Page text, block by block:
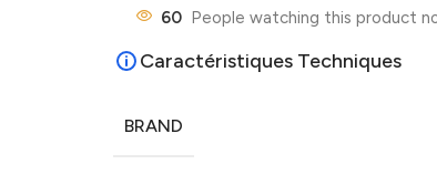
60 People watching this product
Caractéristiques Techniques
BRAND